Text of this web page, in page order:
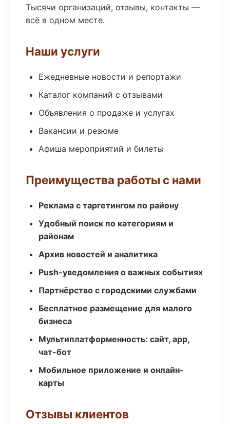
Тысячи организаций, отзывы, контакты —
всё в одном месте.
Наши услуги
Ежедневные новости и репортажи
Каталог компаний с отзывами
Объявления о продаже и услугах
Вакансии и резюме
Афиша мероприятий и билеты
Преимущества работы с нами
Реклама с таргетингом по району
Удобный поиск по категориям и
районам
Архив новостей и аналитика
Push-уведомления о важных событиях
Партнёрство с городскими службами
Бесплатное размещение для малого
бизнеса
Мультиплатформенность: сайт, app,
чат-бот
Мобильное приложение и онлайн-
карты
Отзывы клиентов